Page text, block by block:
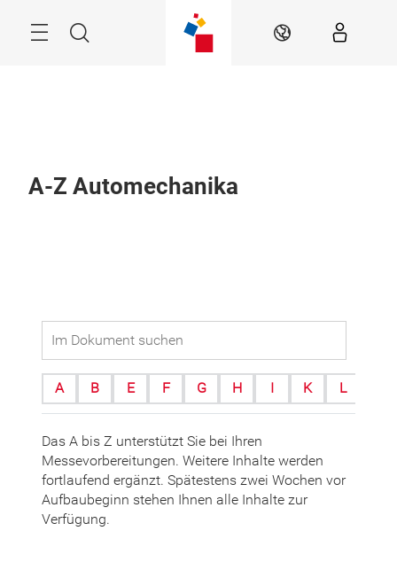
Suche DE
A-Z Automechanika
A B E F G H I K L
Das A bis Z unterstützt Sie bei Ihren
Messevorbereitungen. Weitere Inhalte werden
fortlaufend ergänzt. Spätestens zwei Wochen vor
Aufbaubeginn stehen Ihnen alle Inhalte zur
Verfügung.